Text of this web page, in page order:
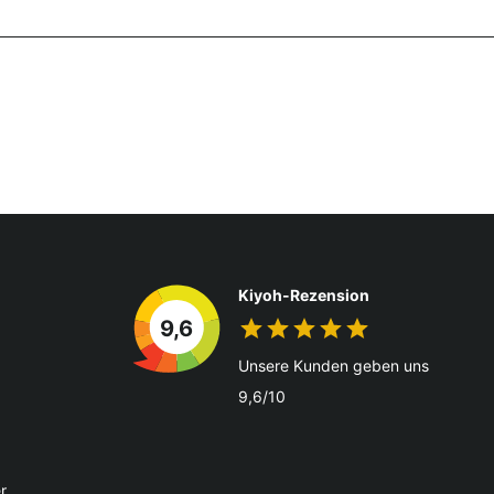
9,6
Kiyoh-Rezension
Unsere Kunden geben uns
9,6/10